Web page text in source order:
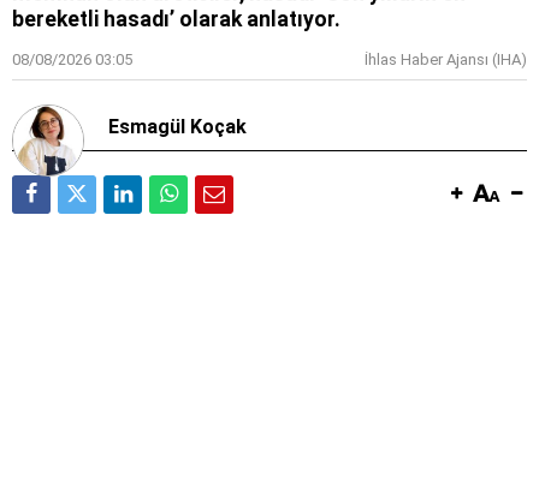
bereketli hasadı’ olarak anlatıyor.
08/08/2026 03:05 İhlas Haber Ajansı (IHA)
Esmagül Koçak